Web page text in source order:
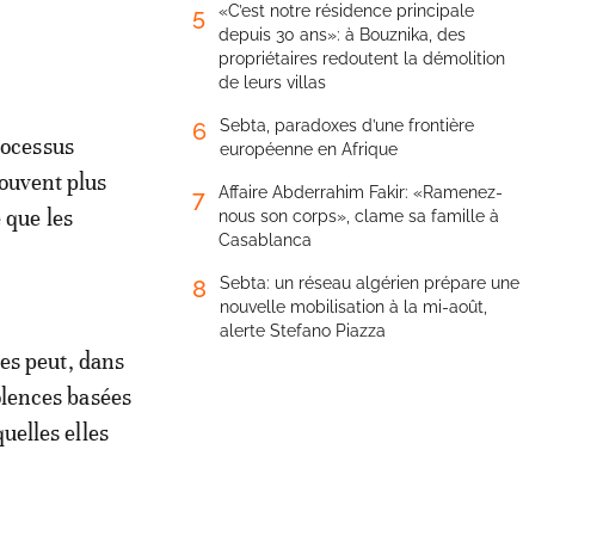
plus
les
peut, dans
basées
elles
5
«C’est notre résidence principale
depuis 30 ans»: à Bouznika, des
propriétaires redoutent la démolition
de leurs villas
6
Sebta, paradoxes d’une frontière
européenne en Afrique
7
Affaire Abderrahim Fakir: «Ramenez-
nous son corps», clame sa famille à
Casablanca
8
Sebta: un réseau algérien prépare une
nouvelle mobilisation à la mi-août,
alerte Stefano Piazza